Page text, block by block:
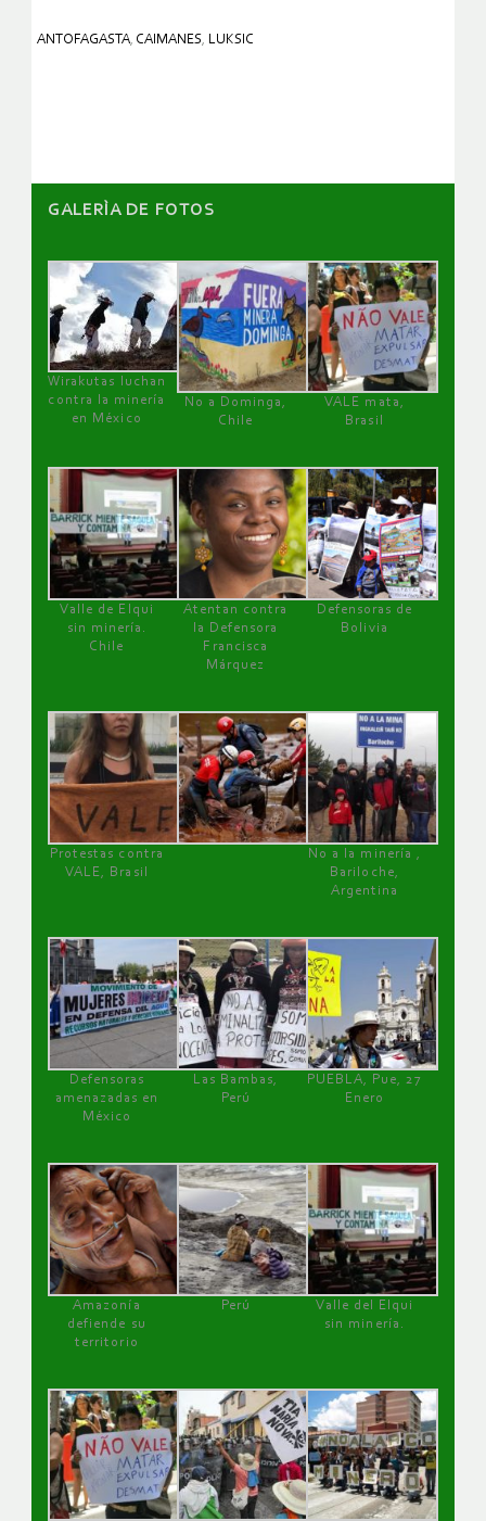
ANTOFAGASTA, CAIMANES, LUKSIC
GALERÌA DE FOTOS
Wirakutas luchan
contra la minería
en México
No a Dominga,
Chile
VALE mata,
Brasil
Valle de Elqui
sin minería.
Chile
Atentan contra
la Defensora
Francisca
Márquez
Defensoras de
Bolivia
Protestas contra
VALE, Brasil
No a la minería ,
Bariloche,
Argentina
Defensoras
amenazadas en
México
Las Bambas,
Perú
PUEBLA, Pue, 27
Enero
Amazonía
defiende su
territorio
Perú
Valle del Elqui
sin minería.